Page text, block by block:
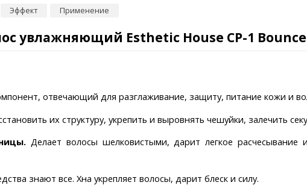
Эффект Применение
увлажняющий Esthetic House CP-1
отвечающий для разглаживание, защиту, питание кожи и
их структуру, укрепить и выровнять чешуйки, залечить
Делает волосы шелковистыми, дарит легкое расчесывание
знают все. Хна укрепляет волосы, дарит блеск и силу.